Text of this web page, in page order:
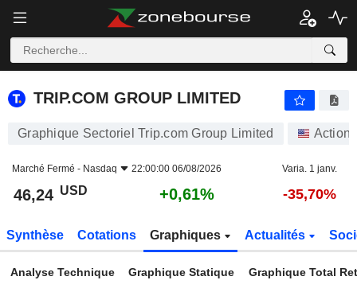
TRIP.COM GROUP LIMITED
TRIP.COM GROUP LIMITED
Graphique Sectoriel Trip.com Group Limited Actions
Marché Fermé - Nasdaq 22:00:00 06/08/2026 Varia. 1 janv.
46,24 USD +0,61% -35,70%
Synthèse Cotations Graphiques Actualités
Analyse Technique Graphique Statique Graphique Total